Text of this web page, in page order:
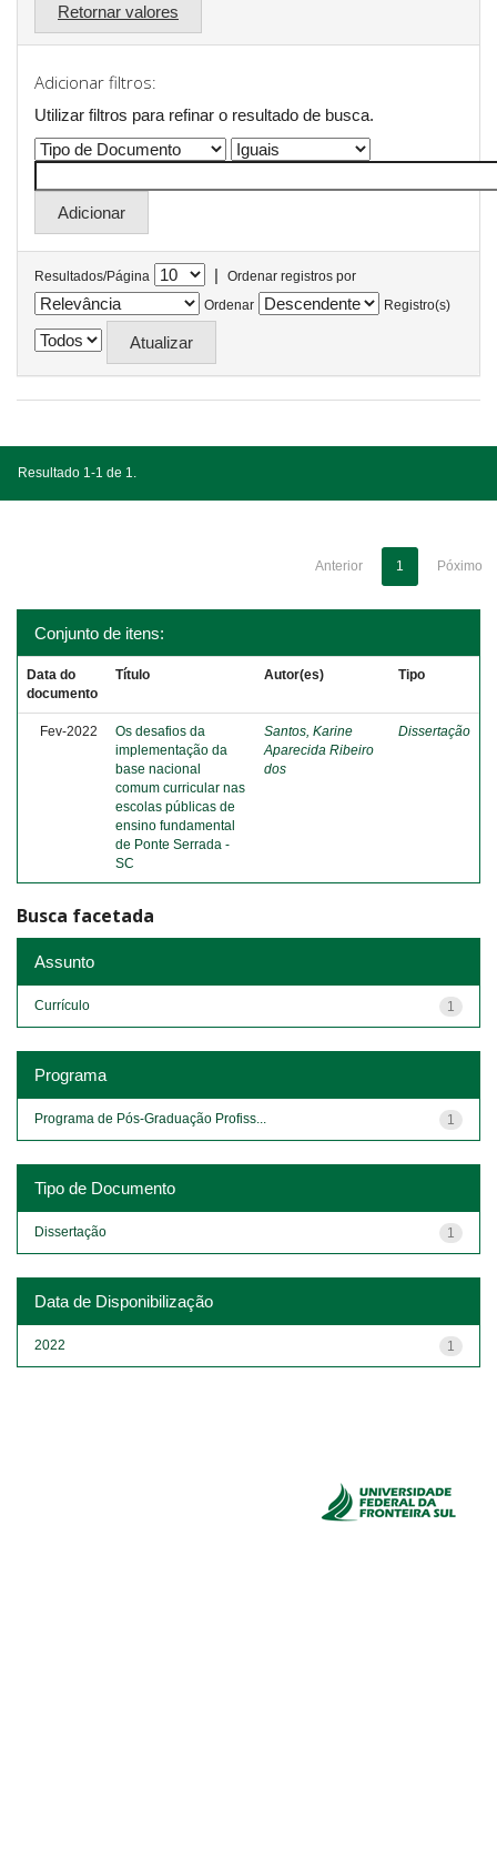
Retornar valores
Adicionar filtros:
Utilizar filtros para refinar o resultado de busca.
Resultados/Página |
Ordenar registros por
Ordenar
Registro(s)
Resultado 1-1 de 1.
Anterior 1 Póximo
Conjunto de itens:
Data do
documento
Título Autor(es) Tipo
Fev-2022
Os desafios da
implementação da
base nacional
comum curricular nas
escolas públicas de
ensino fundamental
de Ponte Serrada -
SC
Santos, Karine
Aparecida Ribeiro
dos
Dissertação
Busca facetada
Assunto
1
Currículo
Programa
1
Programa de Pós-Graduação Profiss...
Tipo de Documento
1
Dissertação
Data de Disponibilização
1
2022